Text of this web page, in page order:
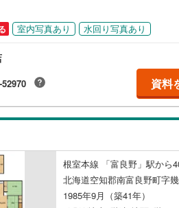
室内写真あり 水回り写真あり
資料
根室本線 「富良野」駅から
北海道空知郡南富良野町字
1985年9月（築41年）
町